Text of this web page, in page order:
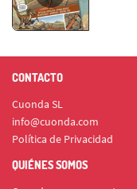
CONTACTO
Cuonda SL
info@cuonda.com
Política de Privacidad
QUIÉNES SOMOS